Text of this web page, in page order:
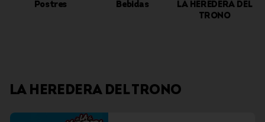
Postres Bebidas
LA HEREDERA DEL
TRONO
LA HEREDERA DEL TRONO